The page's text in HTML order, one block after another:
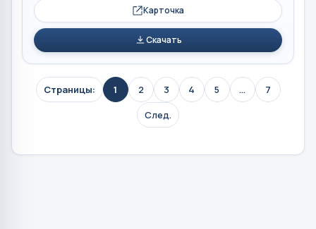
Карточка
Скачать
Страницы: 1 2 3 4 5 ...
7
След.